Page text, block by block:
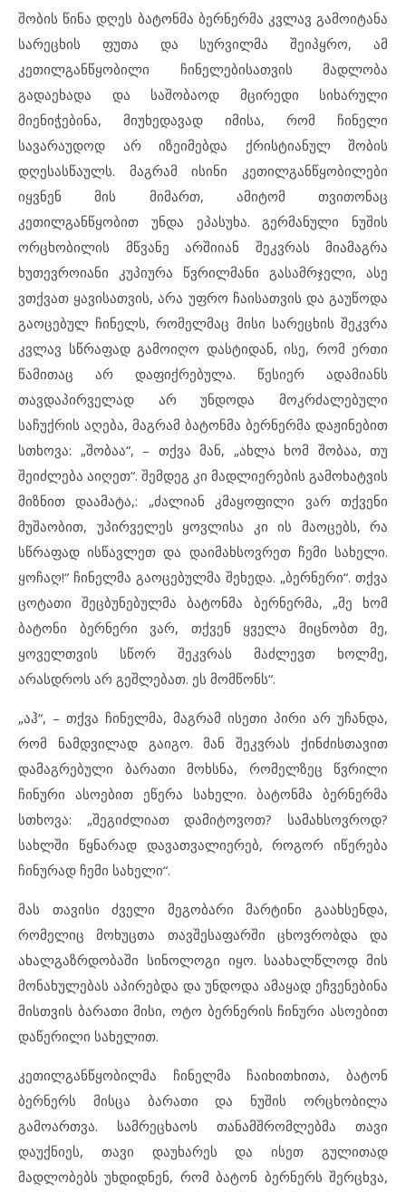
შობის წინა დღეს ბატონმა ბერნერმა კვლავ გამოიტანა
სარეცხის ფუთა და სურვილმა შეიპყრო, ამ
კეთილგანწყობილი ჩინელებისათვის მადლობა
გადაეხადა და საშობაოდ მცირედი სიხარული
მიენიჭებინა, მიუხედავად იმისა, რომ ჩინელი
სავარაუდოდ არ იზეიმებდა ქრისტიანულ შობის
დღესასწაულს. მაგრამ ისინი კეთილგანწყობილები
იყვნენ მის მიმართ, ამიტომ თვითონაც
კეთილგანწყობით უნდა ეპასუხა. გერმანული ნუშის
ორცხობილის მწვანე არშიიან შეკვრას მიამაგრა
ხუთევროიანი კუპიურა წვრილმანი გასამრჯელი, ასე
ვთქვათ ყავისათვის, არა უფრო ჩაისათვის და გაუწოდა
გაოცებულ ჩინელს, რომელმაც მისი სარეცხის შეკვრა
კვლავ სწრაფად გამოიღო დასტიდან, ისე, რომ ერთი
წამითაც არ დაფიქრებულა. წესიერ ადამიანს
თავდაპირველად არ უნდოდა მოკრძალებული
საჩუქრის აღება, მაგრამ ბატონმა ბერნერმა დაჟინებით
სთხოვა: „შობაა“, – თქვა მან, „ახლა ხომ შობაა, თუ
შეიძლება აიღეთ“. შემდეგ კი მადლიერების გამოხატვის
მიზნით დაამატა,: „ძალიან კმაყოფილი ვარ თქვენი
მუშაობით, უპირველეს ყოვლისა კი ის მაოცებს, რა
სწრაფად ისწავლეთ და დაიმახსოვრეთ ჩემი სახელი.
ყოჩაღ!“ ჩინელმა გაოცებულმა შეხედა. „ბერნერი“. თქვა
ცოტათი შეცბუნებულმა ბატონმა ბერნერმა, „მე ხომ
ბატონი ბერნერი ვარ, თქვენ ყველა მიცნობთ მე,
ყოველთვის სწორ შეკვრას მაძლევთ ხოლმე,
არასდროს არ გეშლებათ. ეს მომწონს“.
„აჰ“, – თქვა ჩინელმა, მაგრამ ისეთი პირი არ უჩანდა,
რომ ნამდვილად გაიგო. მან შეკვრას ქინძისთავით
დამაგრებული ბარათი მოხსნა, რომელზეც წვრილი
ჩინური ასოებით ეწერა სახელი. ბატონმა ბერნერმა
სთხოვა: „შეგიძლიათ დამიტოვოთ? სამახსოვროდ?
სახლში წყნარად დავათვალიერებ, როგორ იწერება
ჩინურად ჩემი სახელი“.
მას თავისი ძველი მეგობარი მარტინი გაახსენდა,
რომელიც მოხუცთა თავშესაფარში ცხოვრობდა და
ახალგაზრდობაში სინოლოგი იყო. საახალწლოდ მის
მონახულებას აპირებდა და უნდოდა ამაყად ეჩვენებინა
მისთვის ბარათი მისი, ოტო ბერნერის ჩინური ასოებით
დაწერილი სახელით.
კეთილგანწყობილმა ჩინელმა ჩაიხითხითა, ბატონ
ბერნერს მისცა ბარათი და ნუშის ორცხობილა
გამოართვა. სამრეცხაოს თანამშრომლებმა თავი
დაუქნიეს, თავი დაუხარეს და ისეთ გულითად
მადლობებს უხდიდნენ, რომ ბატონ ბერნერს შერცხვა,